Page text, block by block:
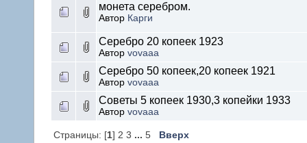
монета серебром.
Автор Карги
Серебро 20 копеек 1923
Автор vovaaa
Серебро 50 копеек,20 копеек 1921
Автор vovaaa
Советы 5 копеек 1930,3 копейки 1933
Автор vovaaa
Страницы: [1] 2 3 ... 5 Вверх